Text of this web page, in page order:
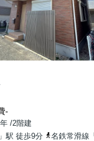
-
/2階建
駅 徒歩9分
名鉄常滑線「